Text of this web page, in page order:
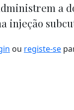
a
injeção
ou registe-se